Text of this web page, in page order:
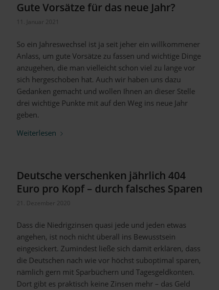
Gute Vorsätze für das neue Jahr?
11. Januar 2021
So ein Jahreswechsel ist ja seit jeher ein willkommener
Anlass, um gute Vorsätze zu fassen und wichtige Dinge
anzugehen, die man vielleicht schon viel zu lange vor
sich hergeschoben hat. Auch wir haben uns dazu
Gedanken gemacht und wollen Ihnen an dieser Stelle
drei wichtige Punkte mit auf den Weg ins neue Jahr
geben.
Weiterlesen
Deutsche verschenken jährlich 404
Euro pro Kopf – durch falsches Sparen
21. Dezember 2020
Dass die Niedrigzinsen quasi jede und jeden etwas
angehen, ist noch nicht überall ins Bewusstsein
eingesickert. Zumindest ließe sich damit erklären, dass
die Deutschen nach wie vor höchst suboptimal sparen,
nämlich gern mit Sparbüchern und Tagesgeldkonten.
Dort gibt es praktisch keine Zinsen mehr – das Geld